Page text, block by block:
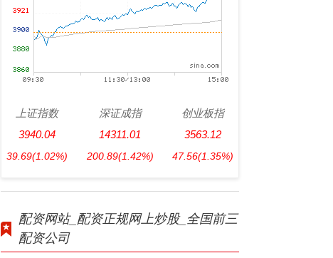
上证指数
3940.04
39.69(1.02%)
深证成指
14311.01
200.89(1.42%)
创业板指
3563.12
47.56(1.35%)
配资网站_配资正规网上炒股_全国前三
配资公司